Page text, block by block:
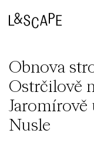
Obnova
Ostrčilově
Nusle